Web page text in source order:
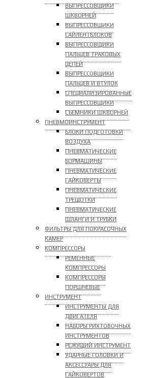
ВЫПРЕССОВЩИКИ
ШКВОРНЕЙ
ВЫПРЕССОВЩИКИ
САЙЛЕНТБЛОКОВ
ВЫПРЕССОВЩИКИ
ПАЛЬЦЕВ ТРАКОВЫХ
ЦЕПЕЙ
ВЫПРЕССОВЩИКИ
ПАЛЬЦЕВ И ВТУЛОК
СПЕЦИАЛИЗИРОВАННЫЕ
ВЫПРЕССОВЩИКИ
CЪЕМНИКИ ШКВОРНЕЙ
ПНЕВМОИНСТРУМЕНТ
БЛОКИ ПОДГОТОВКИ
ВОЗДУХА
ПНЕВМАТИЧЕСКИЕ
БОРМАШИНЫ
ПНЕВМАТИЧЕСКИЕ
ГАЙКОВЕРТЫ
ПНЕВМАТИЧЕСКИЕ
ТРЕЩОТКИ
ПНЕВМАТИЧЕСКИЕ
ШЛАНГИ И ТРУБКИ
ФИЛЬТРЫ ДЛЯ ПОКРАСОЧНЫХ
КАМЕР
КОМПРЕССОРЫ
РЕМЕННЫЕ
КОМПРЕССОРЫ
КОМПРЕССОРЫ
ПОРШНЕВЫЕ
ИНСТРУМЕНТ
ИНСТРУМЕНТЫ ДЛЯ
ДВИГАТЕЛЯ
НАБОРЫ РИХТОВОЧНЫХ
ИНСТРУМЕНТОВ
РЕЖУЩИЙ ИНСТРУМЕНТ
УДАРНЫЕ ГОЛОВКИ И
АКСЕССУАРЫ ДЛЯ
ГАЙКОВЕРТОВ